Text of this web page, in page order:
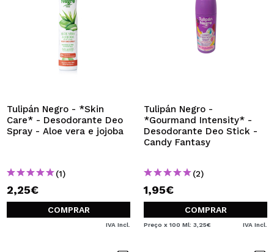
Tulipán Negro - *Skin
Care* - Desodorante Deo
Spray - Aloe vera e jojoba
(1)
2,25€
COMPRAR
IVA Incl.
Tulipán Negro -
*Gourmand Intensity* -
Desodorante Deo Stick -
Candy Fantasy
(2)
1,95€
COMPRAR
Preço x 100 Ml: 3,25€ IVA Incl.